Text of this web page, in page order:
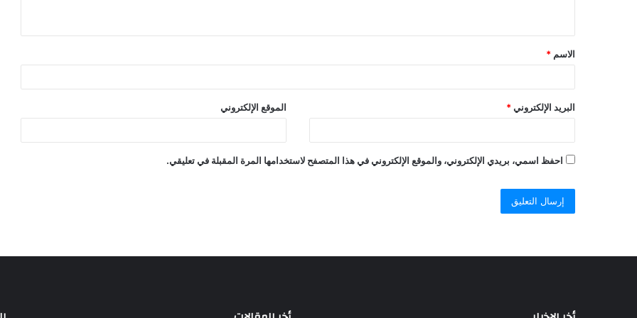
الاسم *
البريد الإلكتروني * الموقع الإلكتروني
احفظ اسمي، بريدي الإلكتروني، والموقع الإلكتروني في هذا المتصفح لاستخدامها المرة المقبلة في تعليقي.